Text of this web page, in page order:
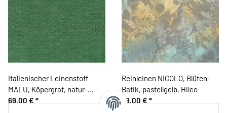
Italienischer Leinenstoff
MALU, Köpergrat, natur-
grasgrün, Toptex
69,00 € *
Reinleinen NICOLO, Blüten-
Batik, pastellgelb, Hilco
89,00 € *